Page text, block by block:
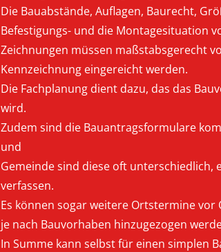
Die Bauabstände, Auflagen, Baurecht,
Befestigungs- und die Montagesituation
Zeichnungen müssen maßstabsgerecht
Kennzeichnung eingereicht werden.
Die Fachplanung dient dazu, das das
wird.
Zudem sind die Bauantragsformulare
und
Gemeinde sind diese oft unterschiedlich,
verfassen.
Es können sogar weitere Ortstermine
je nach Bauvorhaben hinzugezogen
In Summe kann selbst für einen simplen